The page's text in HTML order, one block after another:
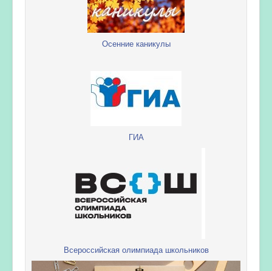
Осенние каникулы
ГИА
Всероссийская олимпиада школьников